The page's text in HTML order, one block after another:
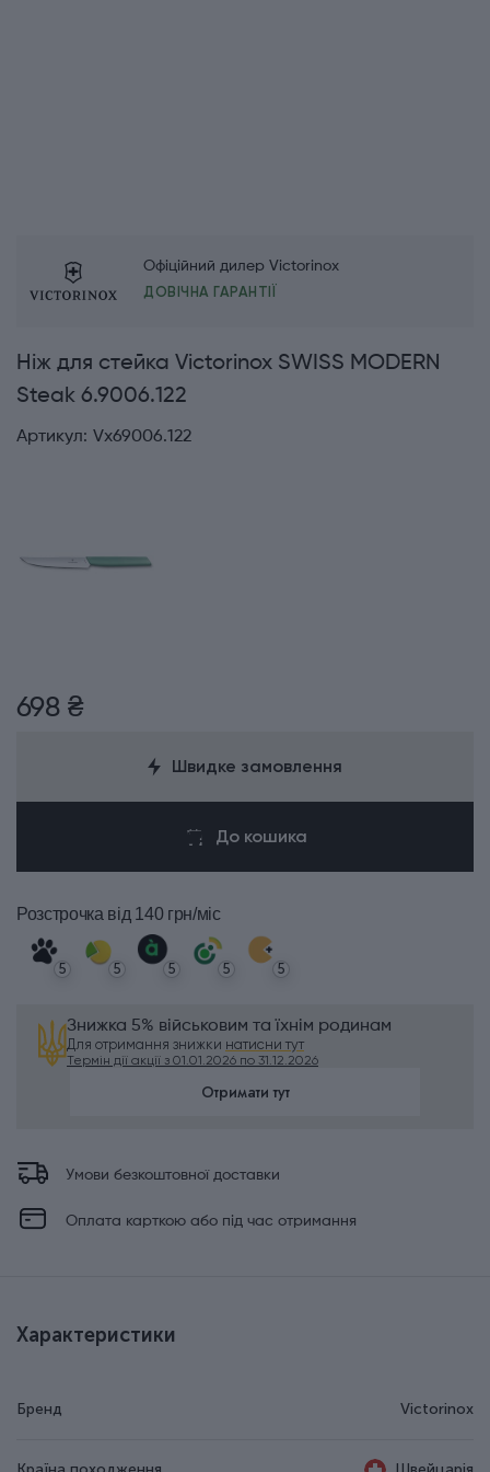
Офіційний дилер Victorinox
ДОВІЧНА ГАРАНТІЇ
Ніж для стейка Victorinox SWISS MODERN
Steak 6.9006.122
Артикул: Vx69006.122
698 ₴
Швидке замовлення
До кошика
Розстрочка від 140 грн/міс
5 5 5 5 5
Знижка 5% військовим та їхнім родинам
Для отримання знижки натисни тут
Термін дії акції з 01.01.2026 по 31.12.2026
Отримати тут
Умови безкоштовної доставки
Оплата карткою або під час отримання
Характеристики
Бренд Victorinox